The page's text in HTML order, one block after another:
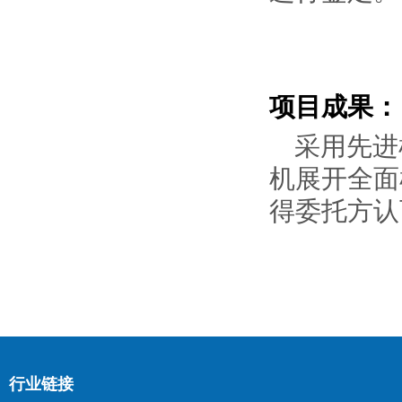
项目成果：
采用先
机展开全
得委托方
行业链接